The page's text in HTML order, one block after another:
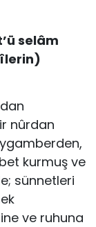
selâm
nûrdan
kurmuş ve
sünnetleri
ve ruhuna